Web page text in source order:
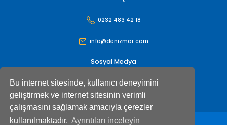
Bu internet sitesinde, kullanıcı deneyimini
geliştirmek ve internet sitesinin verimli
çalışmasını sağlamak amacıyla çerezler
kullanılmaktadır. Ayrıntıları inceleyin
0232 483 42 18
info@denizmar.com
Sosyal Medya